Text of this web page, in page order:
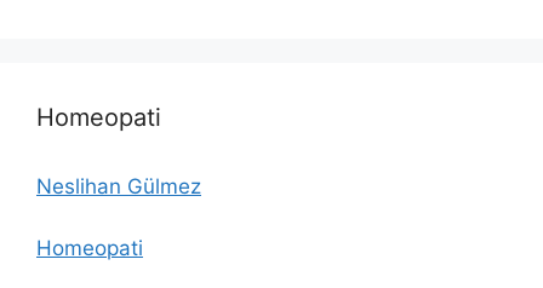
Homeopati
Neslihan Gülmez
Homeopati